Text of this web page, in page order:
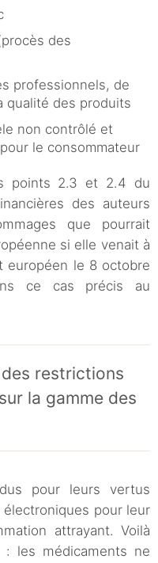
des
professionnels, de
qualité des produits
non contrôlé et
le consommateur
points 2.3 et 2.4 du
des auteurs
que pourrait
si elle venait à
européen le 8 octobre
ce cas précis au
restrictions
la gamme des
pour leurs vertus
pour leur
attrayant. Voilà
: les médicaments ne